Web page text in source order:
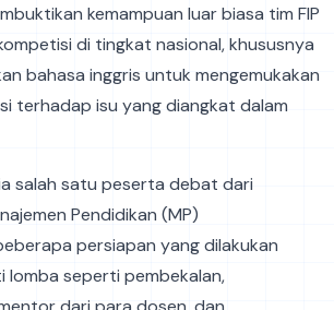
kemampuan luar biasa tim FIP
di tingkat nasional, khususnya
bahasa inggris untuk mengemukakan
terhadap isu yang diangkat dalam
salah satu peserta debat dari
Pendidikan (MP)
persiapan yang dilakukan
lomba seperti pembekalan,